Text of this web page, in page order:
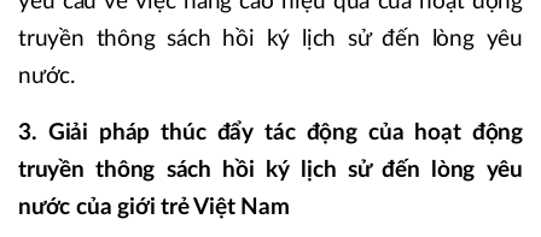
truyền thông sách hồi ký lịch sử đến lòng yêu
nước.
3. Giải pháp thúc đẩy tác động của hoạt động
truyền thông sách hồi ký lịch sử đến lòng yêu
nước của giới trẻ Việt Nam